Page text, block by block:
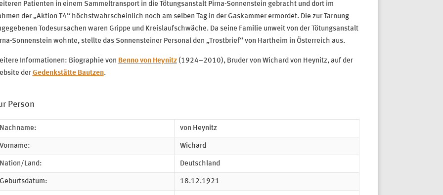
Patienten in einem Sammeltransport in die Tötungsanstalt Pirna-Sonnenstein gebracht und dort im
der „Aktion T4“ höchstwahrscheinlich noch am selben Tag in der Gaskammer ermordet. Die zur Tarnung
Todesursachen waren Grippe und Kreislaufschwäche. Da seine Familie unweit von der Tötungsanstalt
Sonnenstein wohnte, stellte das Sonnensteiner Personal den „Trostbrief“ von Hartheim in Österreich aus.
Informationen: Biographie von Benno von Heynitz(1924–2010), Bruder von Wichard von Heynitz, auf der
der Gedenkstätte Bautzen.
Person
Nachname: von Heynitz
Vorname: Wichard
Nation/Land: Deutschland
Geburtsdatum: 18.12.1921